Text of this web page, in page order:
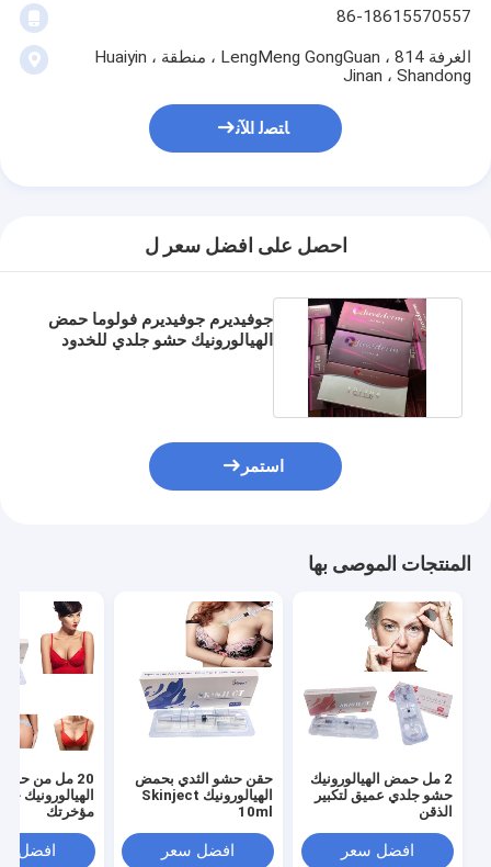
86-18615570557
الغرفة 814 ، LengMeng GongGuan ، منطقة Huaiyin ،
Jinan ، Shandong
ﺎﺘﺼﻟ ﺍﻶﻧ
احصل على افضل سعر ل
جوفيديرم جوفيديرم فولوما حمض
الهيالورونيك حشو جلدي للخدود
استمر
المنتجات الموصى بها
2 مل حمض الهيالورونيك
حشو جلدي عميق لتكبير
الذقن
افضل سعر
حقن حشو الثدي بحمض
الهيالورونيك Skinject
10ml
افضل سعر
20 مل من
الهيالورونيك
مؤخرتك
افضل